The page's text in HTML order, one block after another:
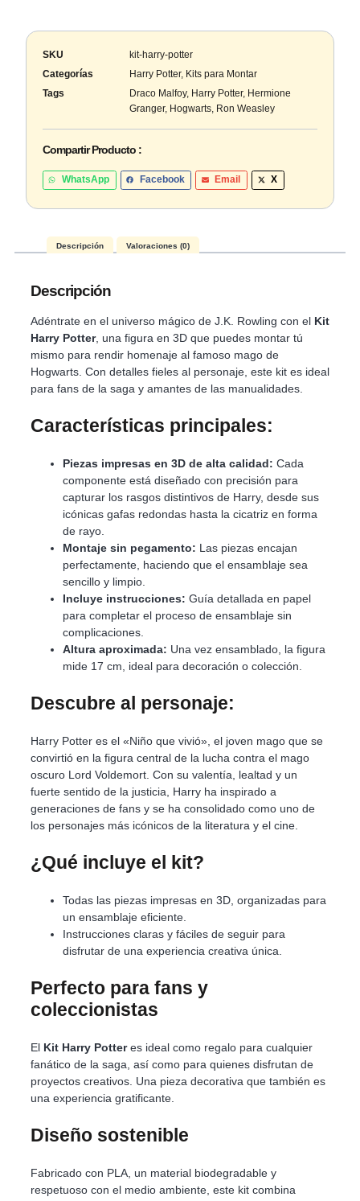
SKU
kit-harry-potter
Categorías
Harry Potter, Kits para Montar
Tags
Draco Malfoy, Harry Potter, Hermione
Granger, Hogwarts, Ron Weasley
Compartir Producto :
WhatsApp Facebook Email X
Descripción Valoraciones (0)
Descripción
Adéntrate en el universo mágico de J.K. Rowling con el Kit
Harry Potter, una figura en 3D que puedes montar tú
mismo para rendir homenaje al famoso mago de
Hogwarts. Con detalles fieles al personaje, este kit es ideal
para fans de la saga y amantes de las manualidades.
Características principales:
Piezas impresas en 3D de alta calidad: Cada
componente está diseñado con precisión para
capturar los rasgos distintivos de Harry, desde sus
icónicas gafas redondas hasta la cicatriz en forma
de rayo.
Montaje sin pegamento: Las piezas encajan
perfectamente, haciendo que el ensamblaje sea
sencillo y limpio.
Incluye instrucciones: Guía detallada en papel
para completar el proceso de ensamblaje sin
complicaciones.
Altura aproximada: Una vez ensamblado, la figura
mide 17 cm, ideal para decoración o colección.
Descubre al personaje:
Harry Potter es el «Niño que vivió», el joven mago que se
convirtió en la figura central de la lucha contra el mago
oscuro Lord Voldemort. Con su valentía, lealtad y un
fuerte sentido de la justicia, Harry ha inspirado a
generaciones de fans y se ha consolidado como uno de
los personajes más icónicos de la literatura y el cine.
¿Qué incluye el kit?
Todas las piezas impresas en 3D, organizadas para
un ensamblaje eficiente.
Instrucciones claras y fáciles de seguir para
disfrutar de una experiencia creativa única.
Perfecto para fans y
coleccionistas
El Kit Harry Potteres ideal como regalo para cualquier
fanático de la saga, así como para quienes disfrutan de
proyectos creativos. Una pieza decorativa que también es
una experiencia gratificante.
Diseño sostenible
Fabricado con PLA, un material biodegradable y
respetuoso con el medio ambiente, este kit combina